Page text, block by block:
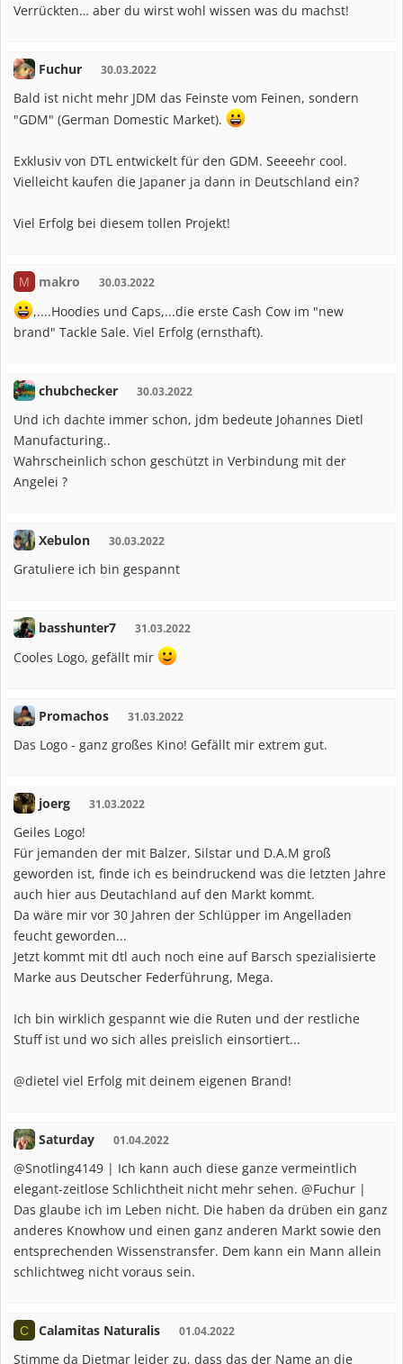
Verrückten… aber du wirst wohl wissen was du machst!
Fuchur 30.03.2022
Bald ist nicht mehr JDM das Feinste vom Feinen, sondern
"GDM" (German Domestic Market).
Exklusiv von DTL entwickelt für den GDM. Seeeehr cool.
Vielleicht kaufen die Japaner ja dann in Deutschland ein?
Viel Erfolg bei diesem tollen Projekt!
M makro 30.03.2022
,....Hoodies und Caps,...die erste Cash Cow im "new
brand" Tackle Sale. Viel Erfolg (ernsthaft).
chubchecker 30.03.2022
Und ich dachte immer schon, jdm bedeute Johannes Dietl
Manufacturing..
Wahrscheinlich schon geschützt in Verbindung mit der
Angelei ?
Xebulon 30.03.2022
Gratuliere ich bin gespannt
basshunter7 31.03.2022
Cooles Logo, gefällt mir
Promachos 31.03.2022
Das Logo - ganz großes Kino! Gefällt mir extrem gut.
joerg 31.03.2022
Geiles Logo!
Für jemanden der mit Balzer, Silstar und D.A.M groß
geworden ist, finde ich es beindruckend was die letzten Jahre
auch hier aus Deutachland auf den Markt kommt.
Da wäre mir vor 30 Jahren der Schlüpper im Angelladen
feucht geworden...
Jetzt kommt mit dtl auch noch eine auf Barsch spezialisierte
Marke aus Deutscher Federführung, Mega.
Ich bin wirklich gespannt wie die Ruten und der restliche
Stuff ist und wo sich alles preislich einsortiert...
@dietel viel Erfolg mit deinem eigenen Brand!
Saturday 01.04.2022
@Snotling4149 | Ich kann auch diese ganze vermeintlich
elegant-zeitlose Schlichtheit nicht mehr sehen. @Fuchur |
Das glaube ich im Leben nicht. Die haben da drüben ein ganz
anderes Knowhow und einen ganz anderen Markt sowie den
entsprechenden Wissenstransfer. Dem kann ein Mann allein
schlichtweg nicht voraus sein.
C Calamitas Naturalis 01.04.2022
Stimme da Dietmar leider zu, dass das der Name an die